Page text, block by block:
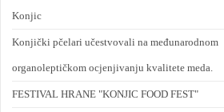
Konjic
Konjički pčelari učestvovali na međunarodnom
organoleptičkom ocjenjivanju kvalitete meda.
FESTIVAL HRANE "KONJIC FOOD FEST"